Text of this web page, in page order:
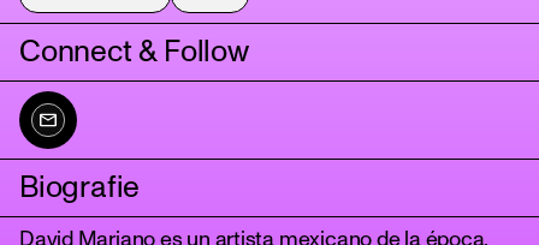
Connect & Follow
Biografie
David Mariano es un artista mexicano de la época,